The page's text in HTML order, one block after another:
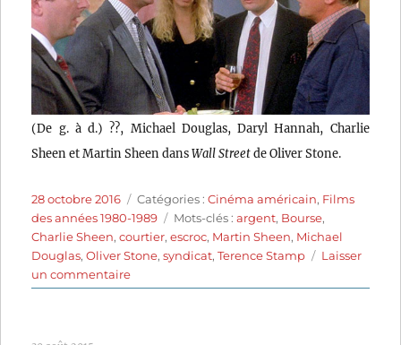
(De g. à d.) ??, Michael Douglas, Daryl Hannah, Charlie
Sheen et Martin Sheen dansWall Streetde Oliver Stone.
Publié
le
28 octobre 2016 Catégories
Catégories :Cinéma américain, Films
des années 1980-1989
Étiquettes
Mots-clés :argent, Bourse,
Charlie Sheen,courtier,escroc, Martin Sheen, Michael
Douglas,Oliver Stone,syndicat,Terence Stamp
Laisser
un commentairesur
Wall